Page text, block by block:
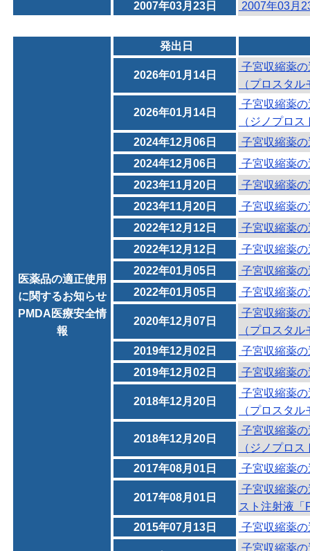
2007年03月23日
2007年03月
医薬品の適正使用
に関するお知らせ
PMDA医療安全情
報
発出日
2026年01月14日
子宮収縮薬
（プロスタ
2026年01月14日
子宮収縮薬
（ジノプロ
2024年12月06日
子宮収縮薬
2024年12月06日
子宮収縮薬
2023年11月20日
子宮収縮薬
2023年11月20日
子宮収縮薬
2022年12月12日
子宮収縮薬
2022年12月12日
子宮収縮薬
2022年01月05日
子宮収縮薬
2022年01月05日
子宮収縮薬
2020年12月07日
子宮収縮薬
（プロスタ
2019年12月02日
子宮収縮薬
2019年12月02日
子宮収縮薬
2018年12月20日
子宮収縮薬
（プロスタ
2018年12月20日
子宮収縮薬
（ジノプロ
2017年08月01日
子宮収縮薬
2017年08月01日
子宮収縮薬
スト注射液「
2015年07月13日
子宮収縮薬
子宮収縮薬